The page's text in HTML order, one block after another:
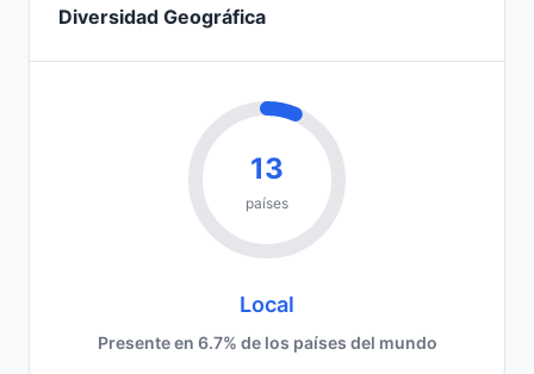
Diversidad Geográfica
13
países
Local
Presente en 6.7% de los países del mundo